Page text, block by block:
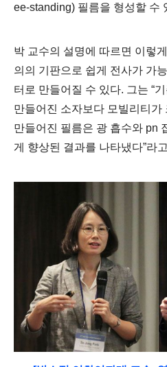
ee-standing) 필름을 형성할 수
박 교수의 설명에 따르면 이렇
의의 기판으로 쉽게 전사가 가
터로 만들어질 수 있다. 그는 “
만들어진 소자보다 모빌리티가
만들어진 필름은 광 흡수와 pn
게 향상된 결과를 나타냈다”라